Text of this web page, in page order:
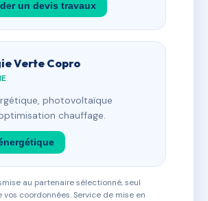
un devis travaux
Verte Copro
photovoltaïque
chauffage.
au partenaire sélectionné, seul
coordonnées. Service de mise en